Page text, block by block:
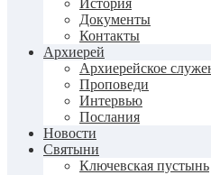
История
Документы
Контакты
Архиерей
Архиерейское
Проповеди
Интервью
Послания
Новости
Святыни
Ключевская пустынь